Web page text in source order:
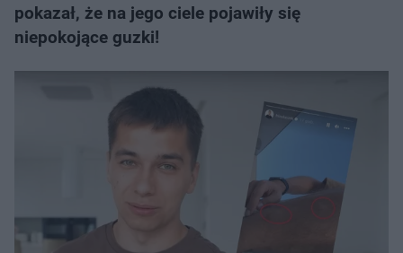
pokazał, że na jego ciele pojawiły się
niepokojące guzki!